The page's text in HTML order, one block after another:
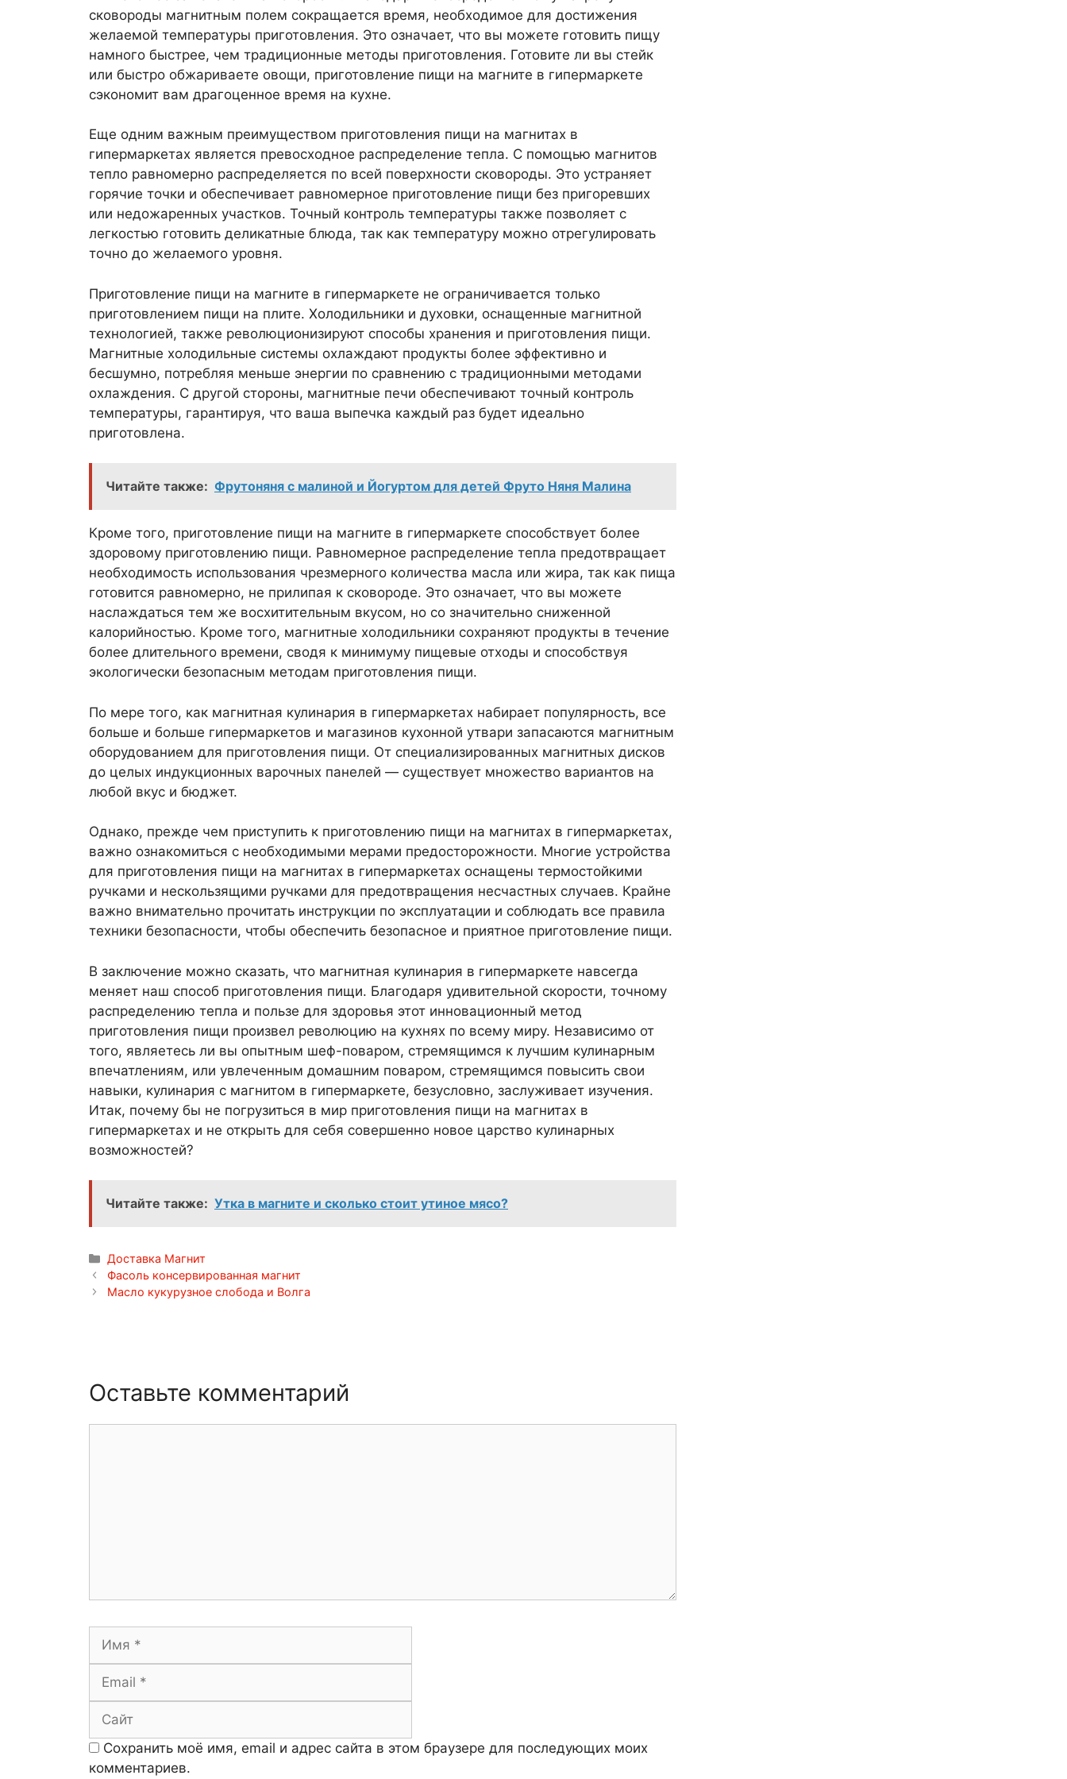
сковороды магнитным полем сокращается время, необходимое для достижения
желаемой температуры приготовления. Это означает, что вы можете готовить пищу
намного быстрее, чем традиционные методы приготовления. Готовите ли вы стейк
или быстро обжариваете овощи, приготовление пищи на магните в гипермаркете
сэкономит вам драгоценное время на кухне.
Еще одним важным преимуществом приготовления пищи на магнитах в
гипермаркетах является превосходное распределение тепла. С помощью магнитов
тепло равномерно распределяется по всей поверхности сковороды. Это устраняет
горячие точки и обеспечивает равномерное приготовление пищи без пригоревших
или недожаренных участков. Точный контроль температуры также позволяет с
легкостью готовить деликатные блюда, так как температуру можно отрегулировать
точно до желаемого уровня.
Приготовление пищи на магните в гипермаркете не ограничивается только
приготовлением пищи на плите. Холодильники и духовки, оснащенные магнитной
технологией, также революционизируют способы хранения и приготовления пищи.
Магнитные холодильные системы охлаждают продукты более эффективно и
бесшумно, потребляя меньше энергии по сравнению с традиционными методами
охлаждения. С другой стороны, магнитные печи обеспечивают точный контроль
температуры, гарантируя, что ваша выпечка каждый раз будет идеально
приготовлена.
Читайте также: Фрутоняня с малиной и Йогуртом для детей Фруто Няня Малина
Кроме того, приготовление пищи на магните в гипермаркете способствует более
здоровому приготовлению пищи. Равномерное распределение тепла предотвращает
необходимость использования чрезмерного количества масла или жира, так как пища
готовится равномерно, не прилипая к сковороде. Это означает, что вы можете
наслаждаться тем же восхитительным вкусом, но со значительно сниженной
калорийностью. Кроме того, магнитные холодильники сохраняют продукты в течение
более длительного времени, сводя к минимуму пищевые отходы и способствуя
экологически безопасным методам приготовления пищи.
По мере того, как магнитная кулинария в гипермаркетах набирает популярность, все
больше и больше гипермаркетов и магазинов кухонной утвари запасаются магнитным
оборудованием для приготовления пищи. От специализированных магнитных дисков
до целых индукционных варочных панелей — существует множество вариантов на
любой вкус и бюджет.
Однако, прежде чем приступить к приготовлению пищи на магнитах в гипермаркетах,
важно ознакомиться с необходимыми мерами предосторожности. Многие устройства
для приготовления пищи на магнитах в гипермаркетах оснащены термостойкими
ручками и нескользящими ручками для предотвращения несчастных случаев. Крайне
важно внимательно прочитать инструкции по эксплуатации и соблюдать все правила
техники безопасности, чтобы обеспечить безопасное и приятное приготовление пищи.
В заключение можно сказать, что магнитная кулинария в гипермаркете навсегда
меняет наш способ приготовления пищи. Благодаря удивительной скорости, точному
распределению тепла и пользе для здоровья этот инновационный метод
приготовления пищи произвел революцию на кухнях по всему миру. Независимо от
того, являетесь ли вы опытным шеф-поваром, стремящимся к лучшим кулинарным
впечатлениям, или увлеченным домашним поваром, стремящимся повысить свои
навыки, кулинария с магнитом в гипермаркете, безусловно, заслуживает изучения.
Итак, почему бы не погрузиться в мир приготовления пищи на магнитах в
гипермаркетах и ​​не открыть для себя совершенно новое царство кулинарных
возможностей?
Читайте также: Утка в магните и сколько стоит утиное мясо?
Рубрики
Доставка Магнит
Навигация
записи
Фасоль консервированная магнит
Масло кукурузное слобода и Волга
Оставьте комментарий
Сохранить моё имя, email и адрес сайта в этом браузере для последующих моих
комментариев.